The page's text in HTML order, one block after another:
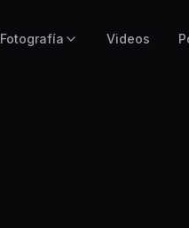
Fotografía Videos